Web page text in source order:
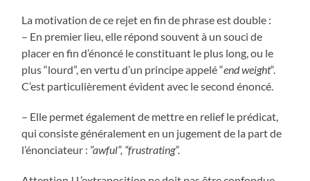
La motivation de ce rejet en fin de phrase est double :
– En premier lieu, elle répond souvent à un souci de
placer en fin d’énoncé le constituant le plus long, ou le
plus “lourd”, en vertu d’un principe appelé “end weight“.
C’est particulièrement évident avec le second énoncé.
– Elle permet également de mettre en relief le prédicat,
qui consiste généralement en un jugement de la part de
l’énonciateur : “awful”, “frustrating”.